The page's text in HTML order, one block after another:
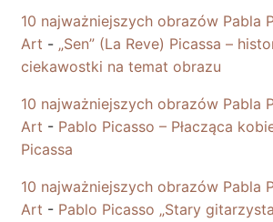
10 najważniejszych obrazów Pabla
Art - „Sen” (La Reve) Picassa –
ciekawostki na temat obrazu
10 najważniejszych obrazów Pabla
Art - Pablo Picasso – Płacząca
Picassa
10 najważniejszych obrazów Pabla
Art - Pablo Picasso „Stary